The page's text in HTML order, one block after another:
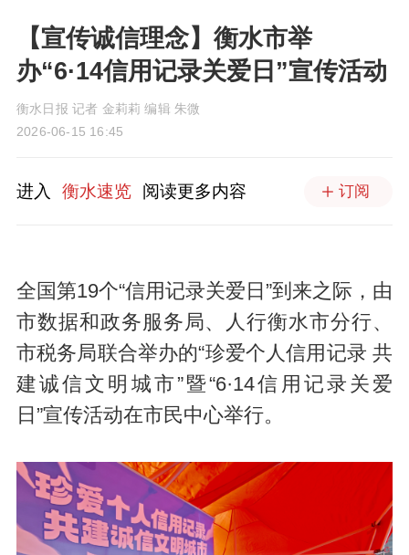
【宣传诚信理念】衡水市举
办“6·14信用记录关爱日”宣传活动
衡水日报 记者 金莉莉 编辑 朱微
2026-06-15 16:45
进入 衡水速览 阅读更多内容 订阅
全国第19个“信用记录关爱日”到来之际，由
市数据和政务服务局、人行衡水市分行、
市税务局联合举办的“珍爱个人信用记录 共
建诚信文明城市”暨“6·14信用记录关爱
日”宣传活动在市民中心举行。